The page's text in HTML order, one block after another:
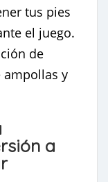
tus pies
el juego.
de
ampollas y
a